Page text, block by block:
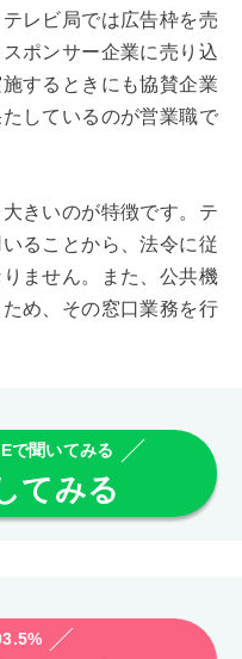
レビ局では広告枠を売
ポンサー企業に売り込
するときにも協賛企業
しているのが営業職で
きいのが特徴です。テ
ることから、法令に従
ません。また、公共機
め、その窓口業務を行
で聞いてみる
てみる